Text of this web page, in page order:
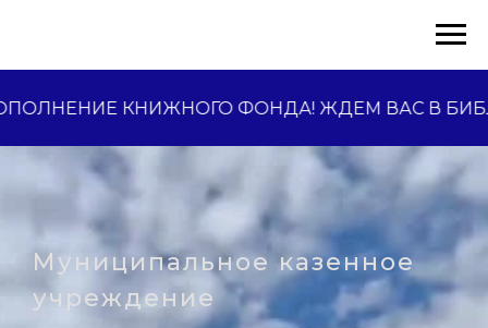
КНИЖНОГО ФОНДА! ЖДЕМ ВАС В
Муниципальное казенное
учреждение